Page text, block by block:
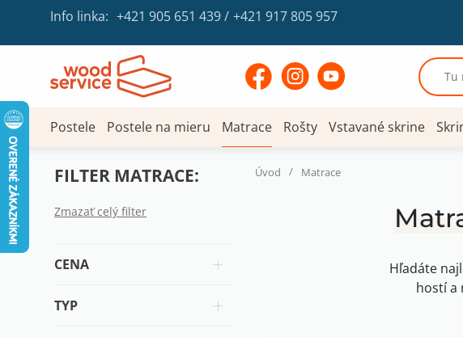
Info linka: +421 905 651 439/ +421 917 805 957
Postele Postele na mieru Matrace Rošty Vstavané skrine
FILTER MATRACE:
Zmazať celý filter
CENA
TYP
Úvod / Matrace
Hľadáte
hostí a